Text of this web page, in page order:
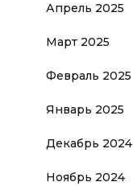
Апрель 2025
Март 2025
Февраль 2025
Январь 2025
Декабрь 2024
Ноябрь 2024